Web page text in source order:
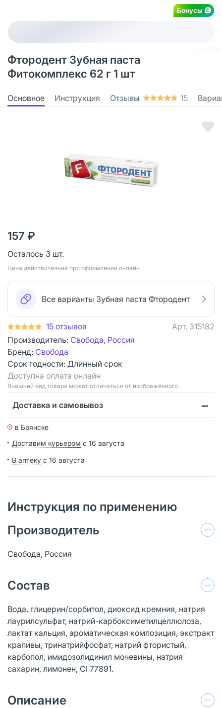
Бонусы
Фтородент Зубная паста
Фитокомплекс 62 г 1 шт
Основное Инструкция Отзывы 15
157 ₽
Осталось 3 шт.
Цена действительна при оформлении онлайн
Все варианты Зубная паста Фтородент
15 отзывов Арт. 315182
Производитель: Свобода, Россия
Бренд: Свобода
Срок годности: Длинный срок
Доступна оплата онлайн
Bнешний вид товара может отличаться от изображённого
Доставка и самовывоз
в Брянске
Доставим курьером с 16 августа
В аптеку с 16 августа
Инструкция по применению
Производитель
Свобода, Россия
Состав
Вода, глицерин/сорбитол, диоксид кремния, натрия
лаурилсульфат, натрий-карбоксиметилцеллюлоза,
лактат кальция, ароматическая композиция, экстракт
крапивы, тринатрийфосфат, натрий фтористый,
карбопол, имидозолидинил мочевины, натрия
сахарин, лимонен, CI 77891.
Описание